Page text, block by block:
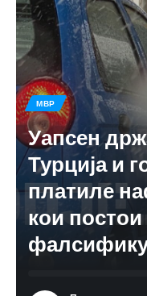
МВР
Уапсен
Турција и
платиле
кои